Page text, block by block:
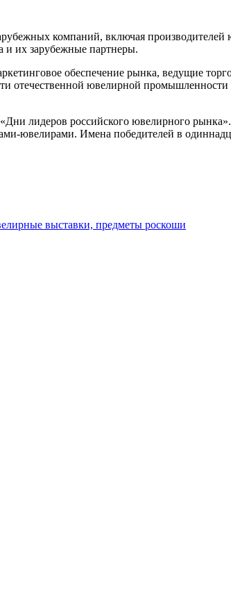
компаний, включая
и их зарубежные партнеры.
обеспечение рынка, ведущие
отечественной ювелирной промышленности
лидеров российского ювелирного
ювелирами. Имена победителей в
выставки, предметы роскоши